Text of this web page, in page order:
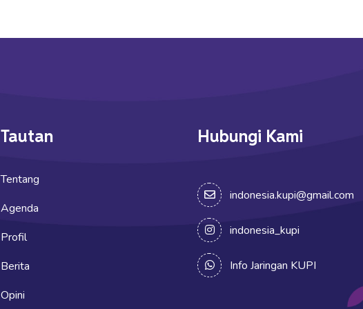
Tautan
Tentang
Agenda
Profil
Berita
Opini
Hubungi Kami
indonesia.kupi@gmail.com
indonesia_kupi
Info Jaringan KUPI